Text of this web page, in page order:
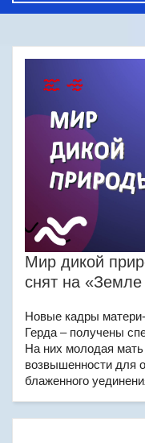
Мир дикой
снят на
Новые кадры
Герда – получены
На них молодая
возвышенности для
блаженного